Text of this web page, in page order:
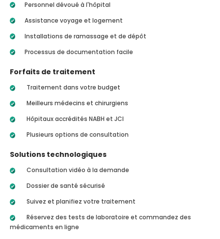
Personnel dévoué à l'hôpital
Assistance voyage et logement
Installations de ramassage et de dépôt
Processus de documentation facile
Forfaits de traitement
Traitement dans votre budget
Meilleurs médecins et chirurgiens
Hôpitaux accrédités NABH et JCI
Plusieurs options de consultation
Solutions technologiques
Consultation vidéo à la demande
Dossier de santé sécurisé
Suivez et planifiez votre traitement
Réservez des tests de laboratoire et commandez des
médicaments en ligne